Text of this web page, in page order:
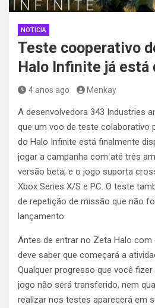
NOTICIA
Teste cooperativo
Halo Infinite já está
4 anos ago Menkay
A desenvolvedora 343 Industries
que um voo de teste colaborativo
do Halo Infinite está finalmente
jogar a campanha com até três
versão beta, e o jogo suporta
Xbox Series X/S e PC. O teste
de repetição de missão que não
lançamento.
Antes de entrar no Zeta Halo com
deve saber que começará a
Qualquer progresso que você
jogo não será transferido, nem
realizar nos testes aparecerá em